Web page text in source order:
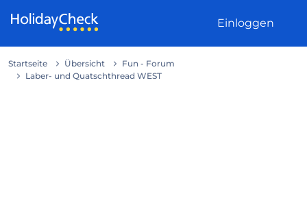
Einloggen
Startseite Übersicht
Fun - Forum
Laber- und Quatschthread WEST